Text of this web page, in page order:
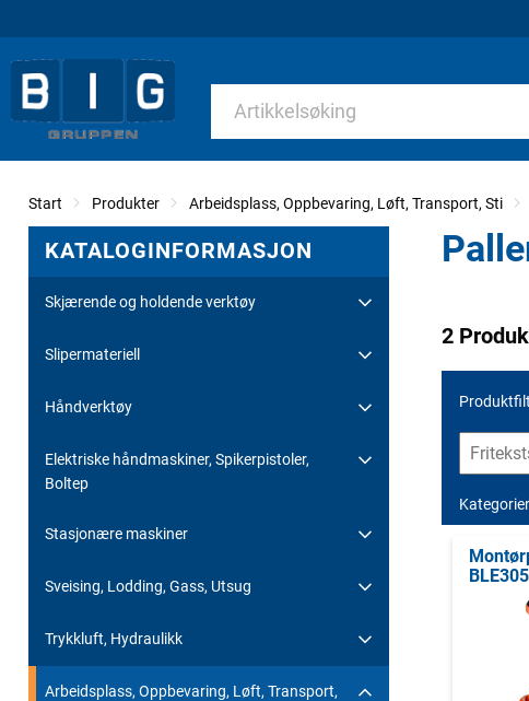
Start Produkter Arbeidsplass, Oppbevaring, Løft, Transport, Sti
KATALOGINFORMASJON
Skjærende og holdende verktøy
Slipermateriell
Håndverktøy
Elektriske håndmaskiner, Spikerpistoler,
Boltep
Stasjonære maskiner
Sveising, Lodding, Gass, Utsug
Trykkluft, Hydraulikk
Arbeidsplass, Oppbevaring, Løft, Transport,
2
Kategorier
BLE305